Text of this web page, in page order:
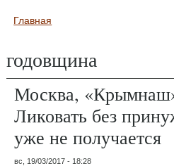
Вы здесь
Главная
годовщина
Москва,
Ликовать без
уже не получается
вс, 19/03/2017 - 18:28